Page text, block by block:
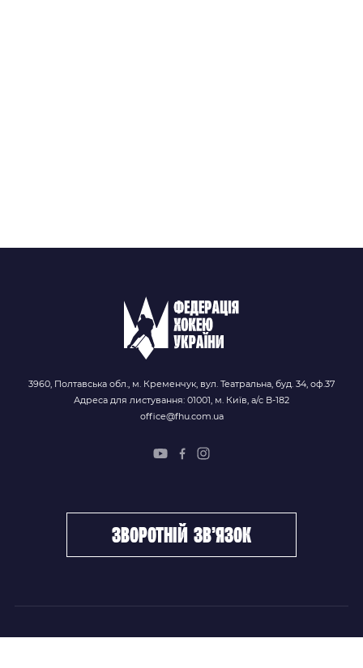
3960, Полтавська обл., м. Кременчук, вул. Театральна, буд. 34, оф.37
Адреса для листування: 01001, м. Київ, а/с В-182
office@fhu.com.ua
зворотній зв’язок